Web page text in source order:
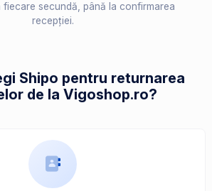
fiecare secundă, până la confirmarea
recepției.
Shipo pentru returnarea
de la Vigoshop.ro?